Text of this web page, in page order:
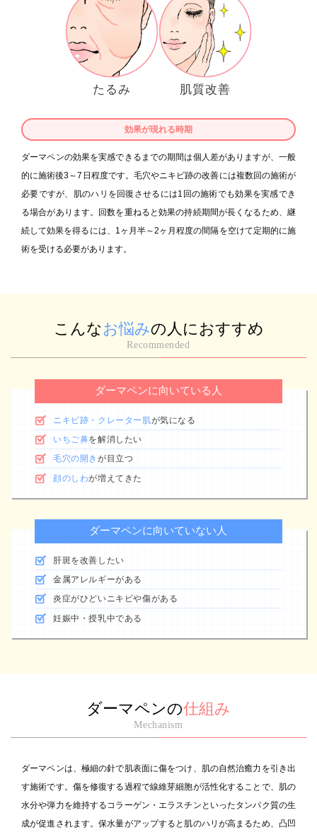
たるみ 肌質改善
効果が現れる時期
ダーマペンの効果を実感できるまでの期間は個人差がありますが、一般
的に施術後3～7日程度です。毛穴やニキビ跡の改善には複数回の施術が
必要ですが、肌のハリを回復させるには1回の施術でも効果を実感でき
る場合があります。回数を重ねると効果の持続期間が長くなるため、継
続して効果を得るには、1ヶ月半～2ヶ月程度の間隔を空けて定期的に施
術を受ける必要があります。
こんな お悩みの人におすすめ
Recommended
ダーマペンに向いている人
ニキビ跡・クレーター肌が気になる
いちご鼻を解消したい
毛穴の開き が目立つ
顔のしわが増えてきた
ダーマペンに向いていない人
肝斑を改善したい
金属アレルギーがある
炎症がひどいニキビや傷がある
妊娠中・授乳中である
ダーマペンの仕組み
Mechanism
ダーマペンは、極細の針で肌表面に傷をつけ、肌の自然治癒力を引き出
す施術です。傷を修復する過程で線維芽細胞が活性化することで、肌の
水分や弾力を維持するコラーゲン・エラスチンといったタンパク質の生
成が促進されます。保水量がアップすると肌のハリが高まるため、凸凹